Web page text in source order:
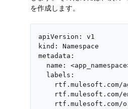
を作成します。
apiVersion: v1
kind: Namespace
metadata:
name:
  labels:
rtf.mulesoft.com/
rtf.mulesoft.com/
rtf.mulesoft.com/